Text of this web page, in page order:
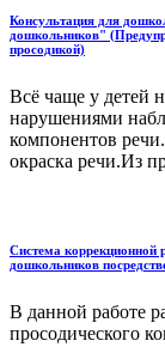
Консультация для
дошкольников"
просодикой)
Всё чаще у детей
нарушениями
компонентов
окраска речи.Из
Система коррекционной
дошкольников
В данной работе
просодического